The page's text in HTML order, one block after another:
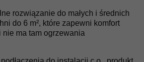
rozwiązanie do małych i średnich
do 6 m², które zapewni komfort
ma tam ogrzewania